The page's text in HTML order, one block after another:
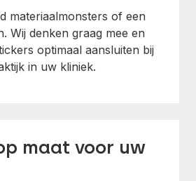
materiaalmonsters of een
Wij denken graag mee en
optimaal aansluiten bij
in uw kliniek.
maat voor uw